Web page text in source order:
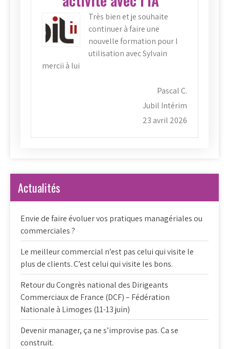
Très bien et je souhaite
continuer à faire une
nouvelle formation pour l
utilisation avec Sylvain
mercii à lui
Pascal C.
Jubil Intérim
23 avril 2026
Actualités
Envie de faire évoluer vos pratiques managériales ou
commerciales ?
Le meilleur commercial n’est pas celui qui visite le
plus de clients. C’est celui qui visite les bons.
Retour du Congrès national des Dirigeants
Commerciaux de France (DCF) – Fédération
Nationale à Limoges (11-13 juin)
Devenir manager, ça ne s’improvise pas. Ca se
construit.